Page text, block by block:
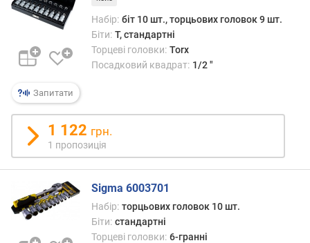
д
ш
е
и
х
д
о
д
о
о
г
Запитати
Набір: біт 10 шт., торцьових головок 9 шт.
Біти: T, стандартні
Торцеві головки: Torx
Посадковий квадрат: 1/2 "
1 122 грн.
1 пропозиція
Sigma 6003701
Набір: торцьових головок 10 шт.
Біти: стандартні
Торцеві головки: 6-гранні